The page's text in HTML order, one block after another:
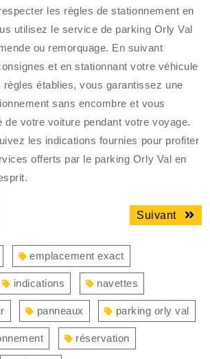
les règles de stationnement en
utilisez le service de parking Orly Val
ou remorquage. En suivant
et en stationnant votre véhicule
établies, vous garantissez une
sans encombre et vous
de votre voiture pendant votre voyage.
les indications fournies pour profiter
offerts par le parking Orly Val en
Suivant
emplacement exact
indications navettes
panneaux parking orly val
réservation